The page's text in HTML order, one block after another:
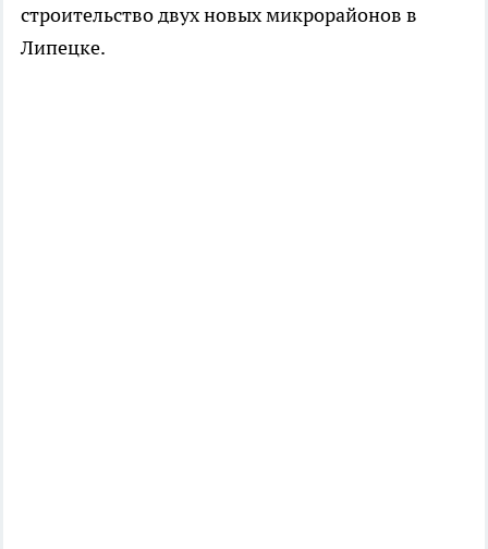
строительство двух новых микрорайонов в
Липецке.